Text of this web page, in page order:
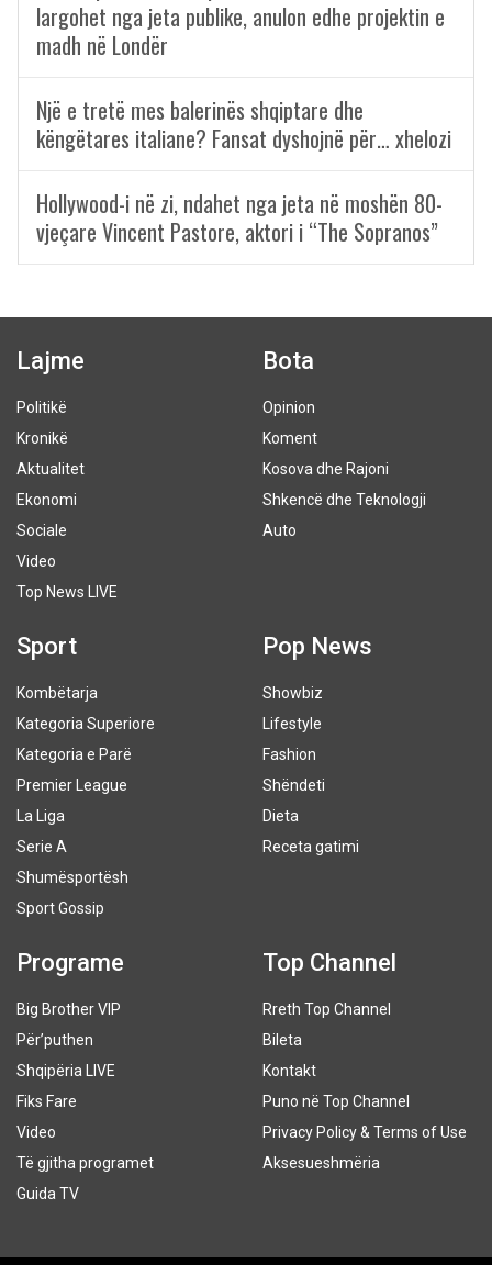
largohet nga jeta publike, anulon edhe projektin e
madh në Londër
Një e tretë mes balerinës shqiptare dhe
këngëtares italiane? Fansat dyshojnë për… xhelozi
Hollywood-i në zi, ndahet nga jeta në moshën 80-
vjeçare Vincent Pastore, aktori i “The Sopranos”
Lajme
Politikë
Kronikë
Aktualitet
Ekonomi
Sociale
Video
Top News LIVE
Bota
Opinion
Koment
Kosova dhe Rajoni
Shkencë dhe Teknologji
Auto
Sport
Kombëtarja
Kategoria Superiore
Kategoria e Parë
Premier League
La Liga
Serie A
Shumësportësh
Sport Gossip
Pop News
Showbiz
Lifestyle
Fashion
Shëndeti
Dieta
Receta gatimi
Programe
Big Brother VIP
Për’puthen
Shqipëria LIVE
Fiks Fare
Video
Të gjitha programet
Guida TV
Top Channel
Rreth Top Channel
Bileta
Kontakt
Puno në Top Channel
Privacy Policy & Terms of Use
Aksesueshmëria